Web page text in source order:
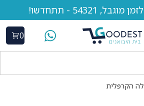
54321 - תתחדשו!
0
הקרפלית